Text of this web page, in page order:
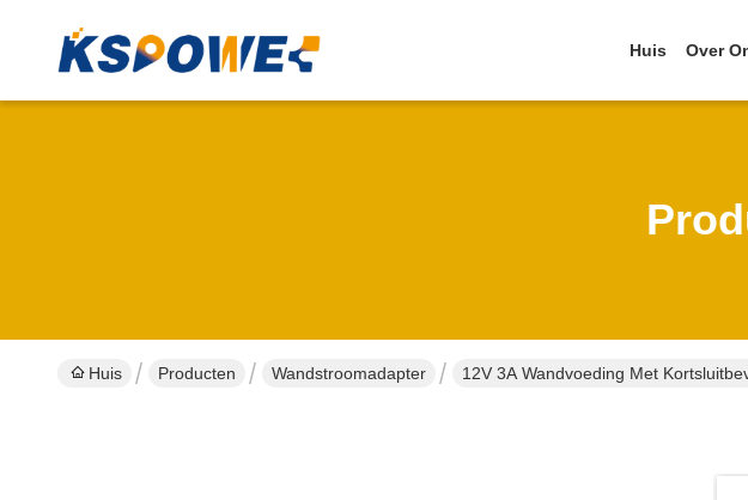
Huis Over
Huis Producten Wandstroomadapter 12V 3A Wandvoeding Met